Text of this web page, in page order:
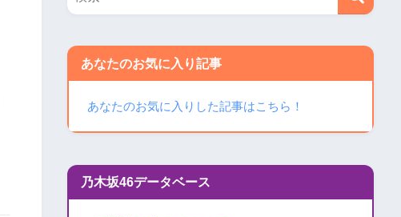
あなたのお気に入り記事
あなたのお気に入りした記事はこちら！
乃木坂46データベース